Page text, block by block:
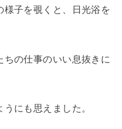
様子を覗くと、日光浴を
の仕事のいい息抜きに
にも思えました。